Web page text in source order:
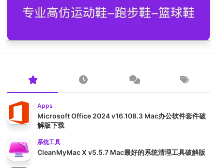
Apps
Microsoft Office 2024 v16.108.3 Mac办公软件套件破
解版下载
系统工具
CleanMyMac X v5.5.7 Mac最好的系统清理工具破解版